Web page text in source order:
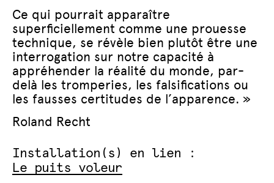
Ce qui pourrait apparaître
superficiellement comme une prouesse
technique, se révèle bien plutôt être une
interrogation sur notre capacité à
appréhender la réalité du monde, par-
delà les tromperies, les falsifications ou
les fausses certitudes de l’apparence. »
Roland Recht
Installation(s) en lien :
Le puits voleur